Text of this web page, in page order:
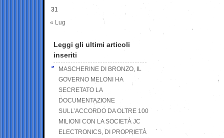
31
« Lug
Leggi gli ultimi articoli
inseriti
MASCHERINE DI BRONZO, IL
GOVERNO MELONI HA
SECRETATO LA
DOCUMENTAZIONE
SULL’ACCORDO DA OLTRE 100
MILIONI CON LA SOCIETÀ JC
ELECTRONICS, DI PROPRIETÀ